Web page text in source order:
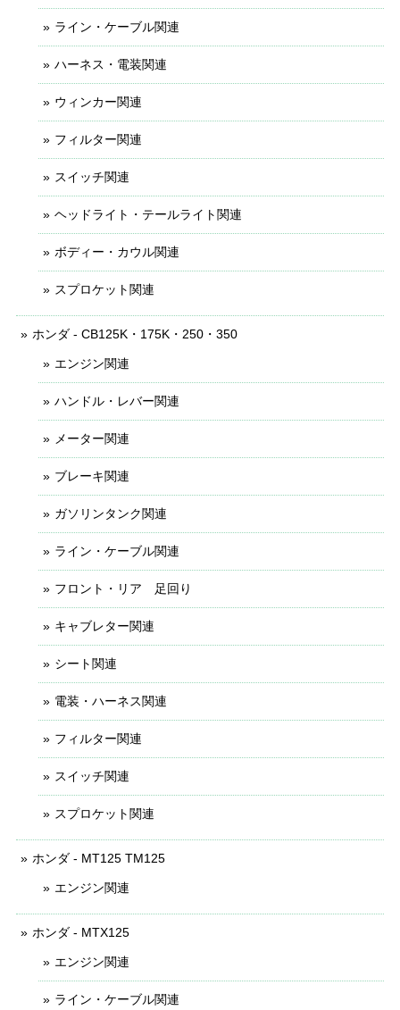
ライン・ケーブル関連
ハーネス・電装関連
ウィンカー関連
フィルター関連
スイッチ関連
ヘッドライト・テールライト関連
ボディー・カウル関連
スプロケット関連
ホンダ - CB125K・175K・250・350
エンジン関連
ハンドル・レバー関連
メーター関連
ブレーキ関連
ガソリンタンク関連
ライン・ケーブル関連
フロント・リア 足回り
キャブレター関連
シート関連
電装・ハーネス関連
フィルター関連
スイッチ関連
スプロケット関連
ホンダ - MT125 TM125
エンジン関連
ホンダ - MTX125
エンジン関連
ライン・ケーブル関連